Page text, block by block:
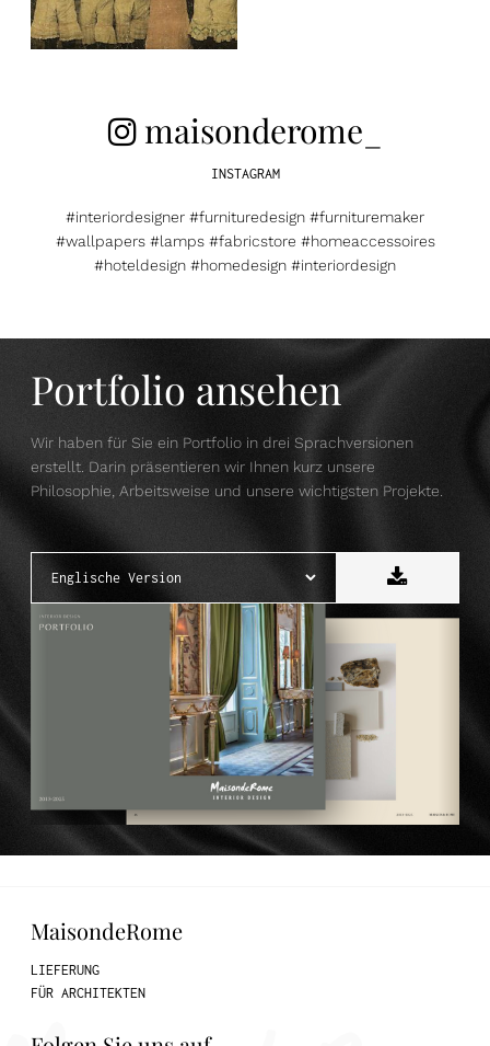
maisonderome_
INSTAGRAM
#interiordesigner #furnituredesign #furnituremaker
#wallpapers #lamps #fabricstore #homeaccessoires
#hoteldesign #homedesign #interiordesign
Portfolio ansehen
Wir haben für Sie ein Portfolio in drei Sprachversionen
erstellt. Darin präsentieren wir Ihnen kurz unsere
Philosophie, Arbeitsweise und unsere wichtigsten Projekte.
MaisondeRome
LIEFERUNG
FÜR ARCHITEKTEN